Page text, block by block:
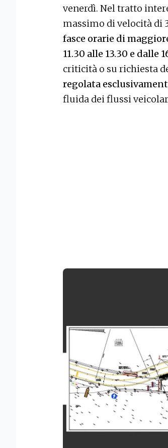
venerdì. Nel tratto
massimo di velocità di
fasce orarie di
11.30 alle 13.30 e dalle
criticità o su richiesta
regolata
fluida dei flussi